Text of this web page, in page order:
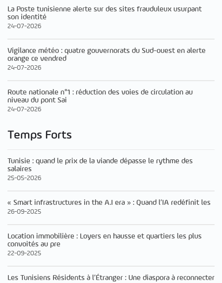
La Poste tunisienne alerte sur des sites frauduleux usurpant
son identité
24-07-2026
Vigilance météo : quatre gouvernorats du Sud-ouest en alerte
orange ce vendred
24-07-2026
Route nationale n°1 : réduction des voies de circulation au
niveau du pont Sai
24-07-2026
Temps Forts
Tunisie : quand le prix de la viande dépasse le rythme des
salaires
25-05-2026
« Smart infrastructures in the A.I era » : Quand l’IA redéfinit les
26-09-2025
Location immobilière : Loyers en hausse et quartiers les plus
convoités au pre
22-09-2025
Les Tunisiens Résidents à l’Étranger : Une diaspora à reconnecter